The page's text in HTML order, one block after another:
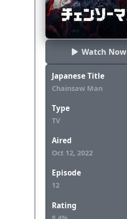
Watch Now
Japanese Title
Chainsaw Man
Type
TV
Aired
Oct 12, 2022
Episode
12
Rating